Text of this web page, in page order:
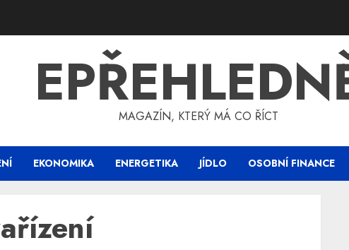
MAGAZÍN, KTERÝ MÁ CO ŘÍCT
EKONOMIKA ENERGETIKA JÍDLO OSOBNÍ FINANCE